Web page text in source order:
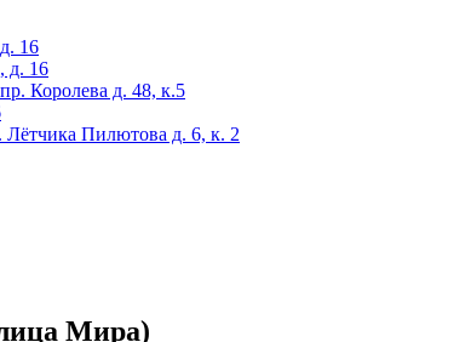
16
д. 16
Королева д. 48, к.5
Лётчика Пилютова д. 6, к. 2
Мира)